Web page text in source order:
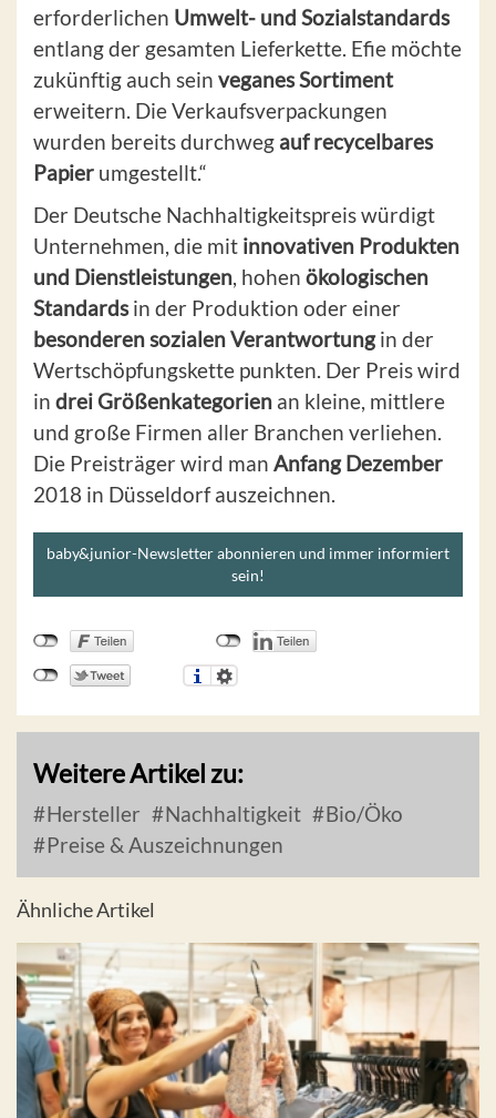
erforderlichen Umwelt- und Sozialstandards
entlang der gesamten Lieferkette. Efie möchte
zukünftig auch sein veganes Sortiment
erweitern. Die Verkaufsverpackungen
wurden bereits durchweg auf recycelbares
Papier umgestellt.“
Der Deutsche Nachhaltigkeitspreis würdigt
Unternehmen, die mit innovativen Produkten
und Dienstleistungen, hohen ökologischen
Standardsin der Produktion oder einer
besonderen sozialen Verantwortungin der
Wertschöpfungskette punkten. Der Preis wird
in drei Größenkategorien an kleine, mittlere
und große Firmen aller Branchen verliehen.
Die Preisträger wird man Anfang Dezember
2018 in Düsseldorf auszeichnen.
baby&junior-Newsletter abonnieren und immer informiert
sein!
Weitere Artikel zu:
Hersteller Nachhaltigkeit
Bio/Öko
Preise & Auszeichnungen
Ähnliche Artikel